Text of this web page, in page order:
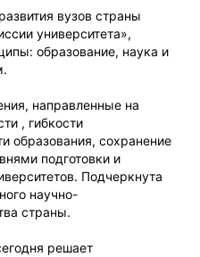
вузов страны
университета»,
образование, наука и
направленные на
, гибкости
образования, сохранение
подготовки и
Подчеркнута
научно-
страны.
решает